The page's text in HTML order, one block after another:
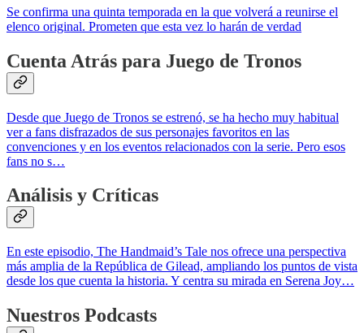
Se confirma una quinta temporada en la que volverá a reunirse el
elenco original. Prometen que esta vez lo harán de verdad
Cuenta Atrás para Juego de Tronos
Desde que Juego de Tronos se estrenó, se ha hecho muy habitual
ver a fans disfrazados de sus personajes favoritos en las
convenciones y en los eventos relacionados con la serie. Pero esos
fans no s…
Análisis y Críticas
En este episodio, The Handmaid’s Tale nos ofrece una perspectiva
más amplia de la República de Gilead, ampliando los puntos de vista
desde los que cuenta la historia. Y centra su mirada en Serena Joy…
Nuestros Podcasts